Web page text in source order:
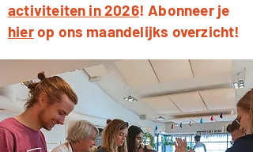
activiteiten in 2026! Abonneer je
hierop ons maandelijks overzicht!